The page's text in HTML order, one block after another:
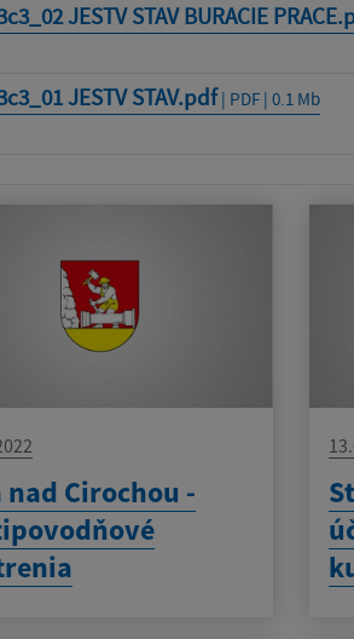
JESTV STAV BURACIE
JESTV STAV.pdf| PDF | 0.1 Mb
nad Cirochou -